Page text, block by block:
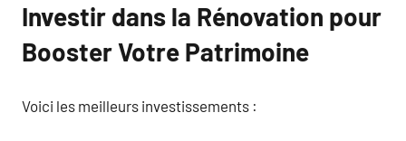
Investir dans la Rénovation pour
Booster Votre Patrimoine
Voici les meilleurs investissements :